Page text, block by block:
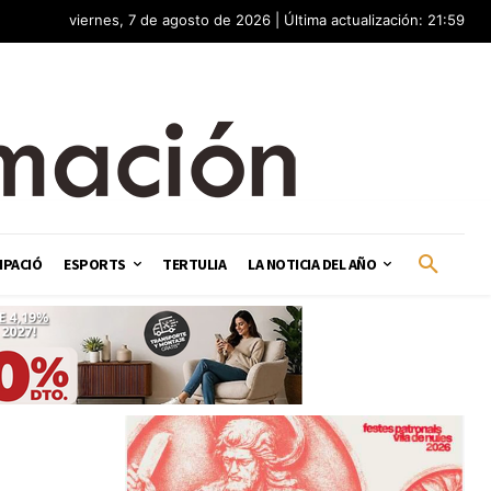
viernes, 7 de agosto de 2026 | Última actualización: 21:59
ESPORTS TERTULIA LA NOTICIA DEL AÑO